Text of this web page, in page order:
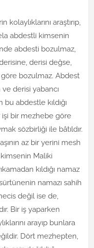
araştırıp,
abdestli kimsenin
abdesti bozulmaz,
derisi değse,
bozulmaz. Abdest
derisi yabancı
abdestle kıldığı
işi bir mezhebe göre
sözbirliği ile bâtıldır.
az bir yerini mesh
Maliki
kıldığı namaz
namazı sahih
değil ise de,
Bir iş yaparken
arayıp bunlara
Dört mezhepten,